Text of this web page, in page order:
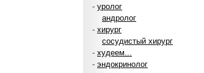
- уролог
андролог
- хирург
сосудистый хирург
- худеем...
- эндокринолог